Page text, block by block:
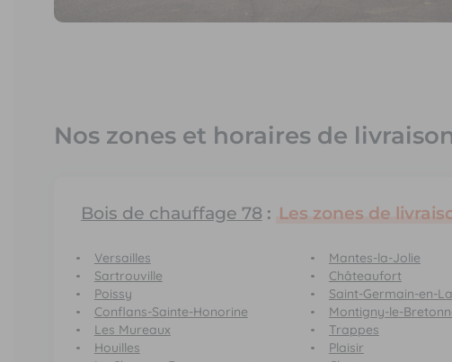
Nos zones et horaires de
Bois de chauffage 78 : Les zones de
Versailles
Mantes-la-Jolie
Sartrouville
Châteaufort
Poissy
Saint-Germain-en-
Conflans-Sainte-Honorine
Montigny-le-
Les Mureaux
Trappes
Houilles
Plaisir